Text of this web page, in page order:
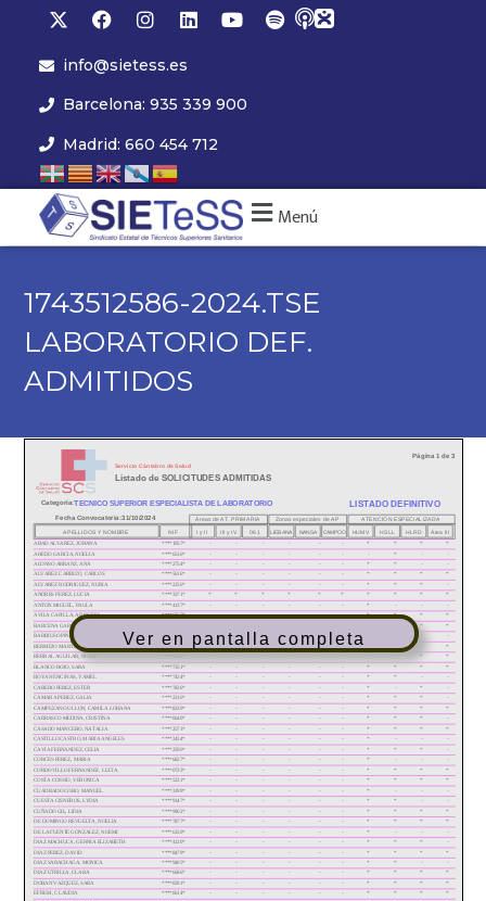
info@sietess.es
Barcelona: 935 339 900
Madrid: 660 454 712
Menú
1743512586-2024.TSE
LABORATORIO DEF.
ADMITIDOS
Ver en pantalla completa